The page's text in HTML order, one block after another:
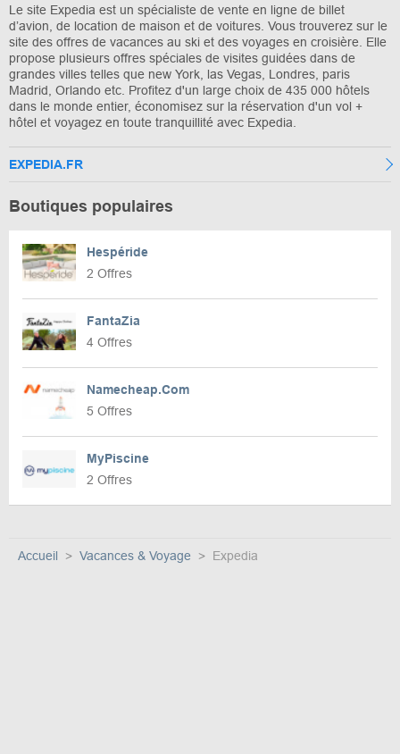
Le site Expedia est un spécialiste de vente en ligne de billet
d’avion, de location de maison et de voitures. Vous trouverez sur le
site des offres de vacances au ski et des voyages en croisière. Elle
propose plusieurs offres spéciales de visites guidées dans de
grandes villes telles que new York, las Vegas, Londres, paris
Madrid, Orlando etc. Profitez d'un large choix de 435 000 hôtels
dans le monde entier, économisez sur la réservation d'un vol +
hôtel et voyagez en toute tranquillité avec Expedia.
EXPEDIA.FR
Boutiques populaires
Hespéride
2 Offres
FantaZia
4 Offres
Namecheap.Com
5 Offres
MyPiscine
2 Offres
Accueil Vacances & Voyage Expedia